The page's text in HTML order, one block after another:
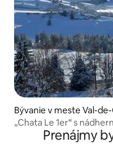
Bývanie v meste Val-
„Chata Le 1er“ s
Prenájmy